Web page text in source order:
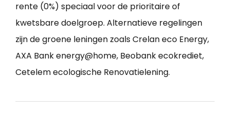
rente (0%) speciaal voor de prioritaire of
kwetsbare doelgroep. Alternatieve regelingen
zijn de groene leningen zoals Crelan eco Energy,
AXA Bank energy@home, Beobank ecokrediet,
Cetelem ecologische Renovatielening.